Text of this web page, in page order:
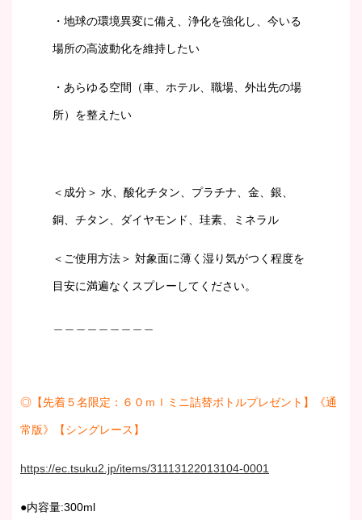
・地球の環境異変に備え、浄化を強化し、今いる
場所の高波動化を維持したい
・あらゆる空間（車、ホテル、職場、外出先の場
所）を整えたい
＜成分＞ 水、酸化チタン、プラチナ、金、銀、
銅、チタン、ダイヤモンド、珪素、ミネラル
＜ご使用方法＞ 対象面に薄く湿り気がつく程度を
目安に満遍なくスプレーしてください。
◎【先着５名限定：６０ｍｌミニ詰替ボトルプレゼント】《通
常版》【シングレース】
https://ec.tsuku2.jp/items/31113122013104-0001
●内容量:300ml